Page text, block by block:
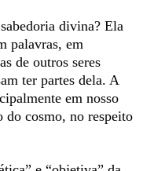
divina? Ela
palavras, em
de outros seres
ter partes dela. A
em nosso
do cosmo, no respeito